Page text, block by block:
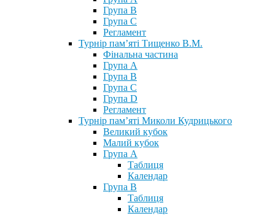
Група В
Група С
Регламент
Турнір пам’яті Тищенко В.М.
Фінальна частина
Група А
Група В
Група С
Група D
Регламент
Турнір пам’яті Миколи Кудрицького
Великий кубок
Малий кубок
Група А
Таблиця
Календар
Група В
Таблиця
Календар